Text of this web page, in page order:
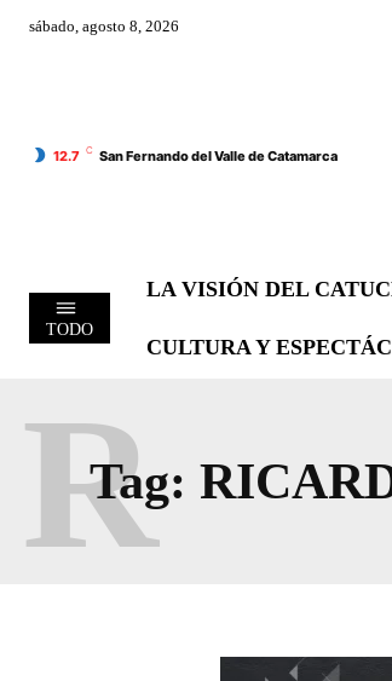
sábado, agosto 8, 2026
12.7 C San Fernando del Valle de Catamarca
TODO
LA VISIÓN DEL
CULTURA Y
Tag:
R